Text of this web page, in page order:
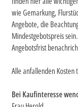
wie Gemarkung,
Angebote, die
Mindestgebotspreis
Angebotsfrist
Alle anfallenden
Bei Kaufinteresse